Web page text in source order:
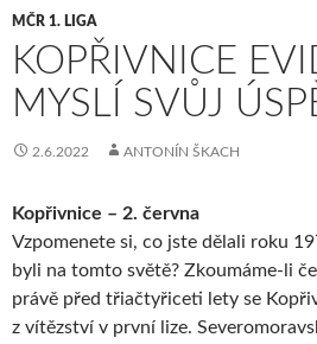
MČR 1. LIGA
KOPŘIVNICE
MYSLÍ SVŮJ
2.6.2022 ANTONÍN ŠKACH
Kopřivnice – 2. června
Vzpomenete si, co jste dělali roku
byli na tomto světě? Zkoumáme-li
právě před třiačtyřiceti lety se
z vítězství v první lize.